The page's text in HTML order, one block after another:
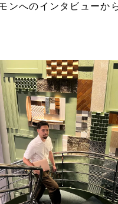
ンへのインタビューか